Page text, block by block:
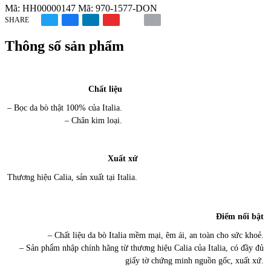
Mã: HH00000147 Mã: 970-1577-DON
SHARE
Thông số sản phẩm
Chất liệu
– Bọc da bò thật 100% của Italia.
– Chân kim loại.
Xuất xứ
Thương hiệu Calia, sản xuất tại Italia.
Điểm nổi bật
– Chất liệu da bò Italia mềm mại, êm ái, an toàn cho sức khoẻ.
– Sản phẩm nhập chính hãng từ thương hiệu Calia của Italia, có đầy đủ
giấy tờ chứng minh nguồn gốc, xuất xứ.